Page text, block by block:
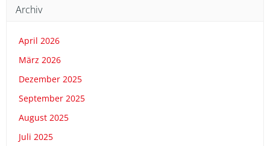
Archiv
April 2026
März 2026
Dezember 2025
September 2025
August 2025
Juli 2025